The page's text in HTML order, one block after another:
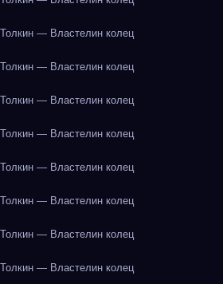
— Властелин колец
— Властелин колец
— Властелин колец
— Властелин колец
— Властелин колец
— Властелин колец
— Властелин колец
— Властелин колец